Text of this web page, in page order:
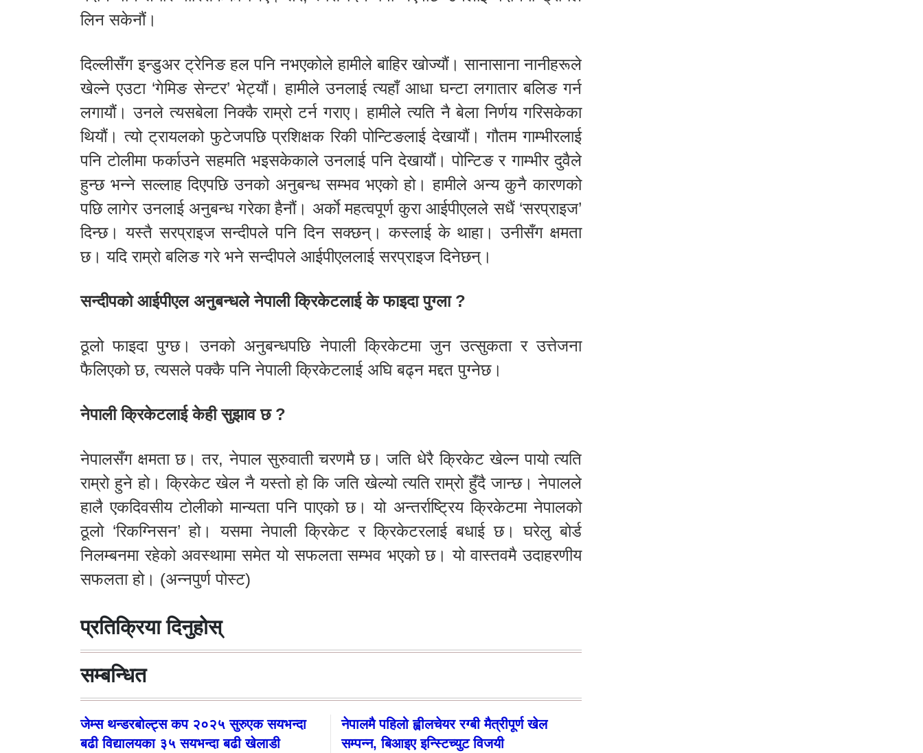
लिन सकेनौं।
दिल्लीसँग इन्डुअर ट्रेनिङ हल पनि नभएकोले हामीले बाहिर खोज्यौं। सानासाना नानीहरूले
खेल्ने एउटा ‘गेमिङ सेन्टर’ भेट्यौं। हामीले उनलाई त्यहाँ आधा घन्टा लगातार बलिङ गर्न
लगायौं। उनले त्यसबेला निक्कै राम्रो टर्न गराए। हामीले त्यति नै बेला निर्णय गरिसकेका
थियौं। त्यो ट्रायलको फुटेजपछि प्रशिक्षक रिकी पोन्टिङलाई देखायौं। गौतम गाम्भीरलाई
पनि टोलीमा फर्काउने सहमति भइसकेकाले उनलाई पनि देखायौं। पोन्टिङ र गाम्भीर दुवैले
हुन्छ भन्ने सल्लाह दिएपछि उनको अनुबन्ध सम्भव भएको हो। हामीले अन्य कुनै कारणको
पछि लागेर उनलाई अनुबन्ध गरेका हैनौं। अर्काे महत्वपूर्ण कुरा आईपीएलले सधैं ‘सरप्राइज’
दिन्छ। यस्तै सरप्राइज सन्दीपले पनि दिन सक्छन्। कस्लाई के थाहा। उनीसँग क्षमता
छ। यदि राम्रो बलिङ गरे भने सन्दीपले आईपीएललाई सरप्राइज दिनेछन्।
सन्दीपको आईपीएल अनुबन्धले नेपाली क्रिकेटलाई के फाइदा पुग्ला ?
ठूलो फाइदा पुग्छ। उनको अनुबन्धपछि नेपाली क्रिकेटमा जुन उत्सुकता र उत्तेजना
फैलिएको छ, त्यसले पक्कै पनि नेपाली क्रिकेटलाई अघि बढ्न मद्दत पुग्नेछ।
नेपाली क्रिकेटलाई केही सुझाव छ ?
नेपालसँग क्षमता छ। तर, नेपाल सुरुवाती चरणमै छ। जति धेरै क्रिकेट खेल्न पायो त्यति
राम्रो हुने हो। क्रिकेट खेल नै यस्तो हो कि जति खेल्यो त्यति राम्रो हुँदै जान्छ। नेपालले
हालै एकदिवसीय टोलीको मान्यता पनि पाएको छ। यो अन्तर्राष्ट्रिय क्रिकेटमा नेपालको
ठूलो ‘रिकग्निसन’ हो। यसमा नेपाली क्रिकेट र क्रिकेटरलाई बधाई छ। घरेलु बोर्ड
निलम्बनमा रहेको अवस्थामा समेत यो सफलता सम्भव भएको छ। यो वास्तवमै उदाहरणीय
सफलता हो। (अन्नपुर्ण पोस्ट)
प्रतिक्रिया दिनुहोस्
सम्बन्धित
जेम्स थन्डरबोल्ट्स कप २०२५ सुरुएक सयभन्दा
बढी विद्यालयका ३५ सयभन्दा बढी खेलाडी
नेपालमै पहिलो ह्वीलचेयर रग्बी मैत्रीपूर्ण खेल
सम्पन्न, बिआइए इन्स्टिच्युट विजयी